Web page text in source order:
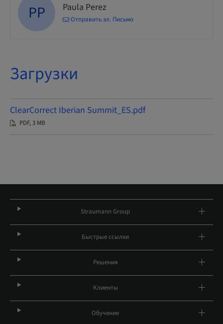
PP Paula Perez
Отправить эл. Письмо
Загрузки
ClearCorrect Iberian Summit_ES.pdf
PDF, 3 MB
Straumann Group
Быстрые ссылки
Решения
Клиенты
Обучение